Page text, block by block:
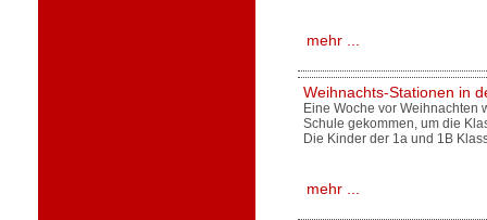
mehr ...
Weihnachts-Stationen in
Eine Woche vor Weihnachten
Schule gekommen, um die
Die Kinder der 1a und 1B
mehr ...